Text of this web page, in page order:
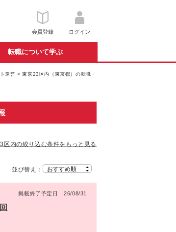
会員登録 ログイン
転職について学ぶ
運営 × 東京23区内（東京都）の転職・
区内の絞り込む条件をもっと見る
並び替え：
掲載終了予定日 26/08/31